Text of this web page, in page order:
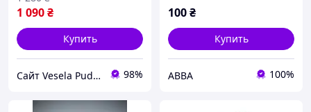
1 090₴
Купить
Сайт Vesela Pudra 98%
100₴
Купить
ABBA 100%